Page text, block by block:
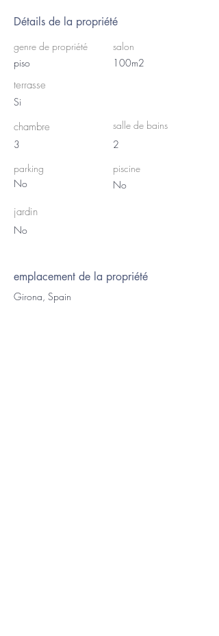
Détails de la propriété
genre de propriété
piso
salon
100m2
terrasse
Si
chambre
3
parking
No
salle de bains
2
piscine
No
jardin
No
emplacement de la propriété
Girona, Spain